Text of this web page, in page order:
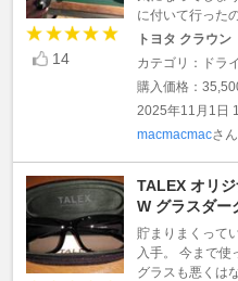
14
に付いて行った
トヨタ クラウン
カテゴリ：ドラ
購入価格：
2025年11月1日
macmacmacさん
TALEX オリ
W グラスダー
貯まりまくって
入手。 今まで
グラスも悪くは